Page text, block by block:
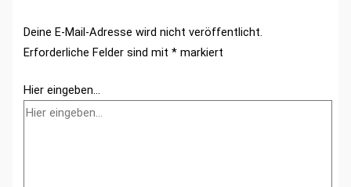
Deine E-Mail-Adresse wird nicht veröffentlicht.
Erforderliche Felder sind mit* markiert
Hier eingeben…